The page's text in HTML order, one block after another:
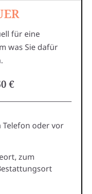
für eine
was Sie dafür
€
oder vor
zum